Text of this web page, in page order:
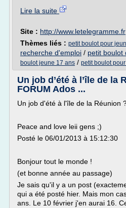
Lire la suite
Site : http://www.letelegramme.fr
Thèmes liés : petit boulot pour
recherche d'emploi / petit boulot
boulot jeune 17 ans / petit boulot
Un job d’été à l’île de la
FORUM Ados ...
Un job d'été à l'île de la Réunion
Peace and love leii gens ;)
Posté le 06/01/2013 à 15:12:30
Bonjour tout le monde !
(et bonne année au passage)
Je sais qu'il y a un post
qui a été posté hier. Mais mon
ans. Le 10 février j'en aurai 16.